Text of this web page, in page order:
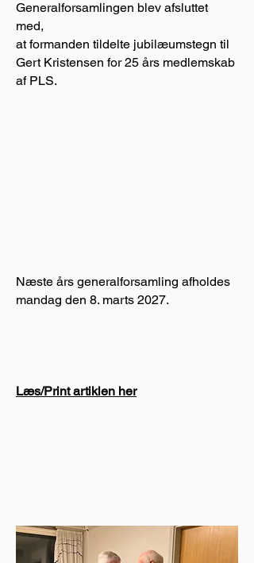
Generalforsamlingen blev afsluttet
med,
at formanden tildelte jubilæumstegn til
Gert Kristensen for 25 års medlemskab
af PLS.
Næste års generalforsamling afholdes
mandag den 8. marts 2027.
Læs/Print artiklen her